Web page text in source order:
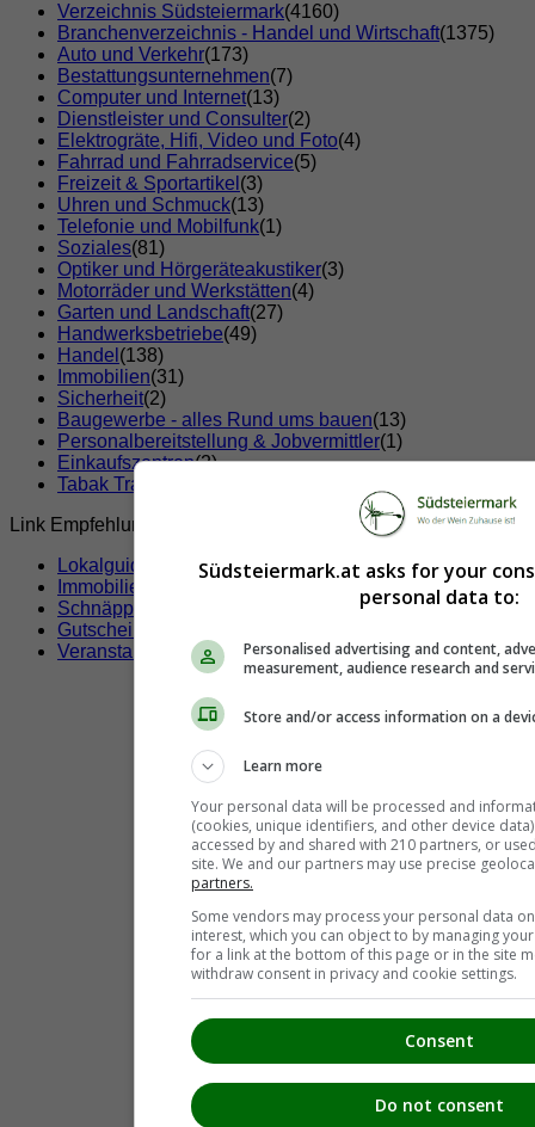
Verzeichnis Südsteiermark(4160)
Branchenverzeichnis - Handel und Wirtschaft(1375)
Auto und Verkehr(173)
Bestattungsunternehmen(7)
Computer und Internet(13)
Dienstleister und Consulter(2)
Elektrogräte, Hifi, Video und Foto(4)
Fahrrad und Fahrradservice(5)
Freizeit & Sportartikel (3)
Uhren und Schmuck(13)
Telefonie und Mobilfunk(1)
Soziales(81)
Optiker und Hörgeräteakustiker(3)
Motorräder und Werkstätten(4)
Garten und Landschaft(27)
Handwerksbetriebe(49)
Handel (138)
Immobilien(31)
Sicherheit(2)
Baugewerbe - alles Rund ums bauen(13)
Personalbereitstellung & Jobvermittler(1)
Einkaufszentren(2)
Tabak Trafik
Link Empfehlungen
Lokalguide
Immobilien
Schnäppchen
Gutscheine & Rabatte
Veranstaltungen
Südsteiermark.at asks for your
personal data to:
Personalised advertising and content,
measurement, audience research and
Store and/or access information on a
Learn more
Your personal data will be processed and
(cookies, unique identifiers, and other device
accessed by and shared with 210 partners, or
site. We and our partners may use precise
partners.
Some vendors may process your personal data
interest, which you can object to by managing
for a link at the bottom of this page or in the site
withdraw consent in privacy and cookie settings.
Consent
Do not consent